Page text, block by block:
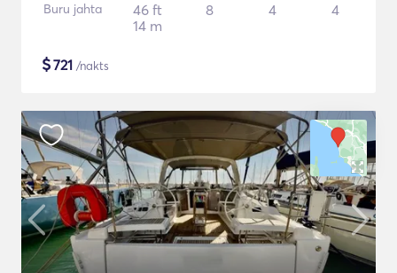
Buru jahta
46 ft
14 m
8 4 4
$721 /nakts